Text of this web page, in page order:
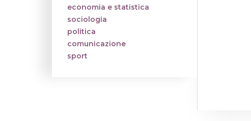
economia e statistica
sociologia
politica
comunicazione
sport